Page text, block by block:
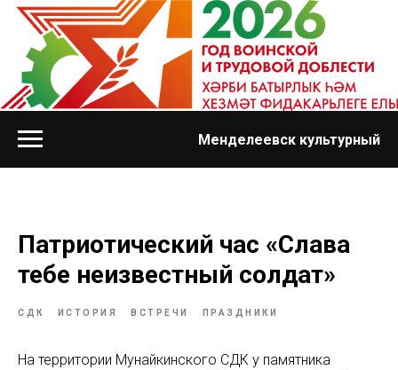
Менделеевск культурный
Патриотический час «Слава
тебе неизвестный солдат»
СДК ИСТОРИЯ ВСТРЕЧИ ПРАЗДНИКИ
На территории Мунайкинского СДК у памятника